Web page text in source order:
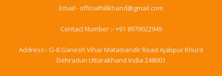
Email:- officialhillkhand@gmail.com
Contact Number :- +91 8979022949
Address:- G-8 Ganesh Vihar Matamandir Road Ajabpur Khurd
Dehradun Uttarakhand India 248001